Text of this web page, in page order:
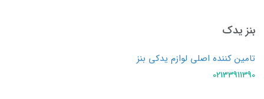
بنز یدک
تامین کننده اصلی لوازم یدکی بنز
02133911390